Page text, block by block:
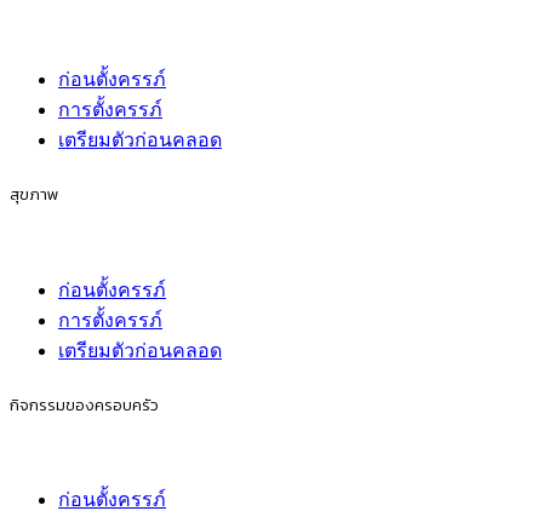
ก่อนตั้งครรภ์
การตั้งครรภ์
เตรียมตัวก่อนคลอด
สุขภาพ
ก่อนตั้งครรภ์
การตั้งครรภ์
เตรียมตัวก่อนคลอด
กิจกรรมของครอบครัว
ก่อนตั้งครรภ์